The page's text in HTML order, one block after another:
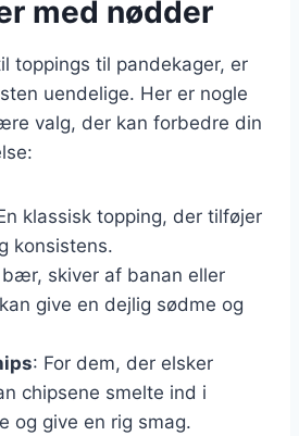
med nødder
toppings til pandekager, er
uendelige. Her er nogle
valg, der kan forbedre din
klassisk topping, der tilføjer
konsistens.
bær, skiver af banan eller
give en dejlig sødme og
: For dem, der elsker
chipsene smelte ind i
og give en rig smag.